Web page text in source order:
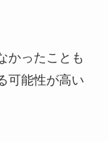
かったことも
可能性が高い